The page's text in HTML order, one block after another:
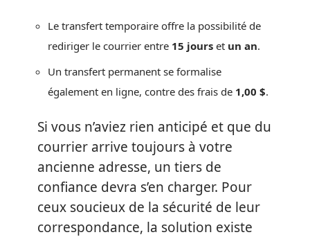
Le transfert temporaire offre la possibilité de
rediriger le courrier entre 15 jours et un an.
Un transfert permanent se formalise
également en ligne, contre des frais de 1,00 $.
Si vous n’aviez rien anticipé et que du
courrier arrive toujours à votre
ancienne adresse, un tiers de
confiance devra s’en charger. Pour
ceux soucieux de la sécurité de leur
correspondance, la solution existe